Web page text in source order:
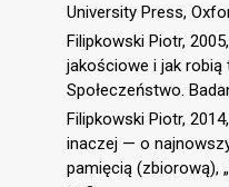
University Press,
Filipkowski Piotr,
jakościowe i jak robią
Społeczeństwo.
Filipkowski Piotr,
inaczej — o
pamięcią (zbiorową),